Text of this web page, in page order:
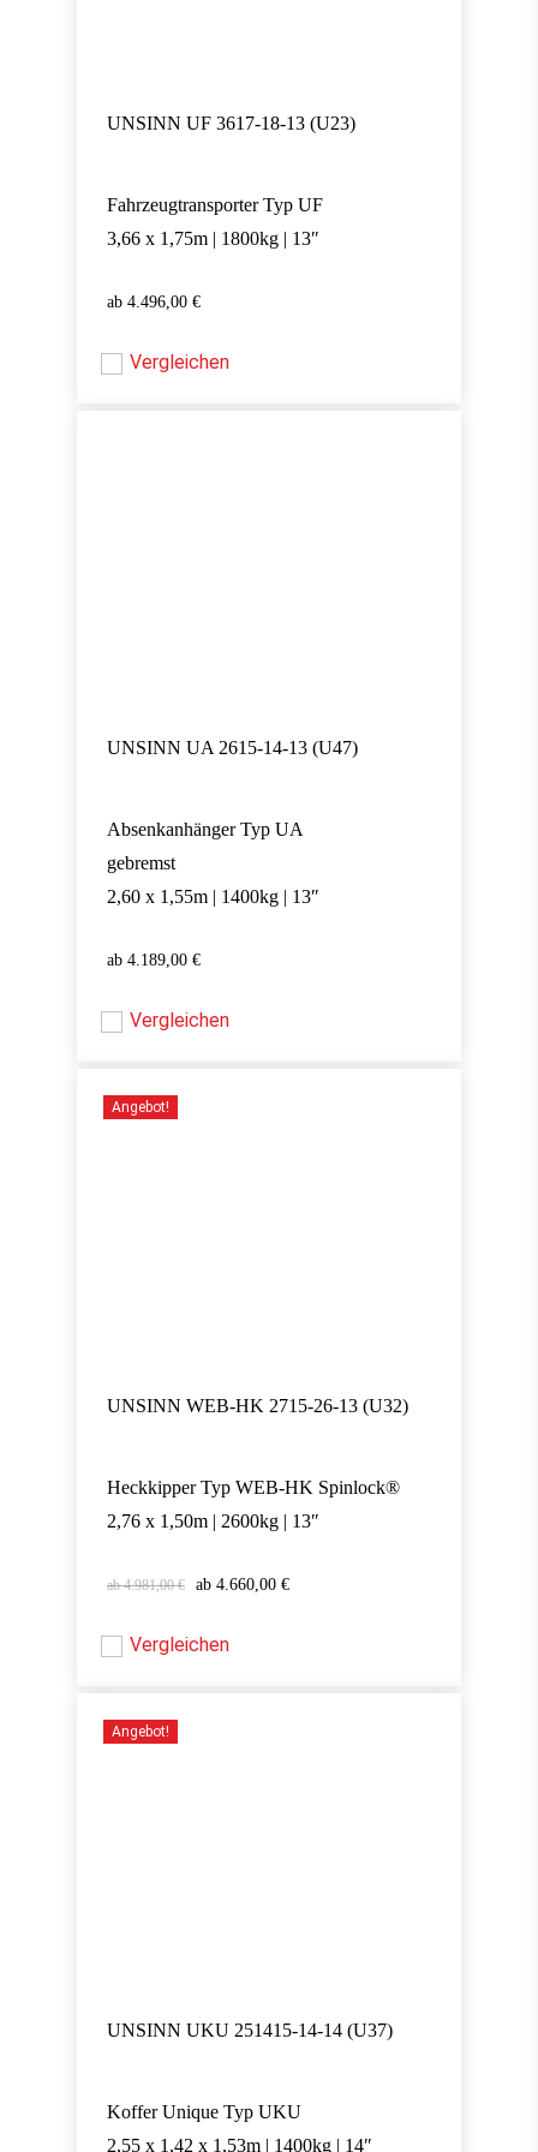
UNSINN UF 3617-18-13 (U23)
Fahrzeugtransporter Typ UF
3,66 x 1,75m | 1800kg | 13″
4.496,00 €
4.496,00
Vergleichen
UNSINN UA 2615-14-13 (U47)
Absenkanhänger Typ UA
gebremst
2,60 x 1,55m | 1400kg | 13″
4.189,00 €
4.189,00
Vergleichen
Angebot!
UNSINN WEB-HK 2715-26-13 (U32)
Heckkipper Typ WEB-HK Spinlock®
2,76 x 1,50m | 2600kg | 13″
4.981,00€
Ursprünglicher
4.981,00 €
4.660,00 €Aktueller
Ursprünglicher
war:
4.981,00 €
4.660,00
Aktueller
ist:
Vergleichen
Angebot!
UNSINN UKU 251415-14-14 (U37)
Koffer Unique Typ UKU
2,55 x 1,42 x 1,53m | 1400kg | 14″